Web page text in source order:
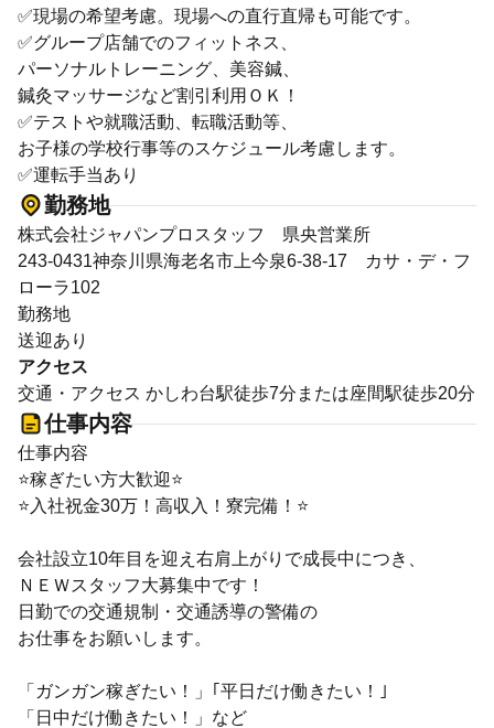
✅現場の希望考慮。現場への直行直帰も可能です。
✅グループ店舗でのフィットネス、
パーソナルトレーニング、美容鍼、
鍼灸マッサージなど割引利用ＯＫ！
✅テストや就職活動、転職活動等、
お子様の学校行事等のスケジュール考慮します。
✅運転手当あり
勤務地
株式会社ジャパンプロスタッフ 県央営業所
243-0431神奈川県海老名市上今泉6‐38‐17 カサ・デ・フ
ローラ102
勤務地
送迎あり
アクセス
交通・アクセス かしわ台駅徒歩7分または座間駅徒歩20分
仕事内容
仕事内容
⭐稼ぎたい方大歓迎⭐
⭐入社祝金30万！高収入！寮完備！⭐
会社設立10年目を迎え右肩上がりで成長中につき、
ＮＥＷスタッフ大募集中です！
日勤での交通規制・交通誘導の警備の
お仕事をお願いします。
「ガンガン稼ぎたい！」｢平日だけ働きたい！｣
「日中だけ働きたい！」など